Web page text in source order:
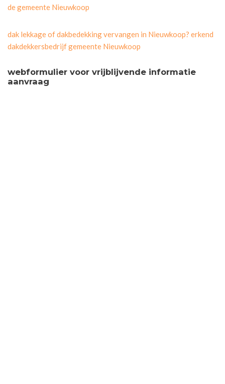
de gemeente Nieuwkoop
dak lekkage of dakbedekking vervangen in Nieuwkoop? erkend
dakdekkersbedrijf gemeente Nieuwkoop
webformulier voor vrijblijvende informatie
aanvraag